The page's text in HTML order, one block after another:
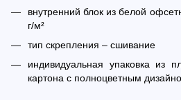
внутренний блок из белой
г/м²
тип скрепления – сшивание
индивидуальная упаковка из
картона с полноцветным